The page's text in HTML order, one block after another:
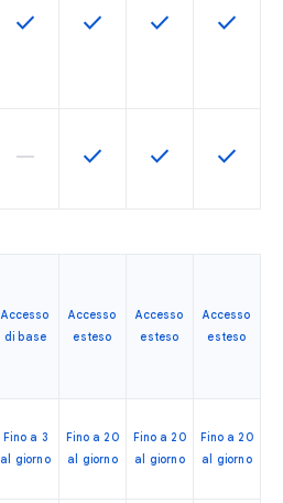
Questa funzionalità è disponibile
check Questa funzionalità è
check Questa
check Questa
check
La funzionalità non è supportata
horizontal_rule Questa funzionalità è
check Questa
check Questa
check
Accesso
di base
Accesso
esteso
Accesso
esteso
Accesso
esteso
Fino a 3
al giorno
Fino a 20
al giorno
Fino a 20
al giorno
Fino a 20
al giorno